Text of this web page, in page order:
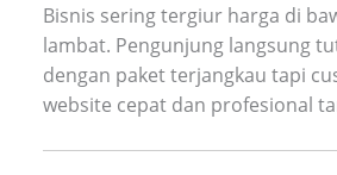
Bisnis sering tergiur harga di
lambat. Pengunjung langsung
dengan paket terjangkau tapi
website cepat dan profesional